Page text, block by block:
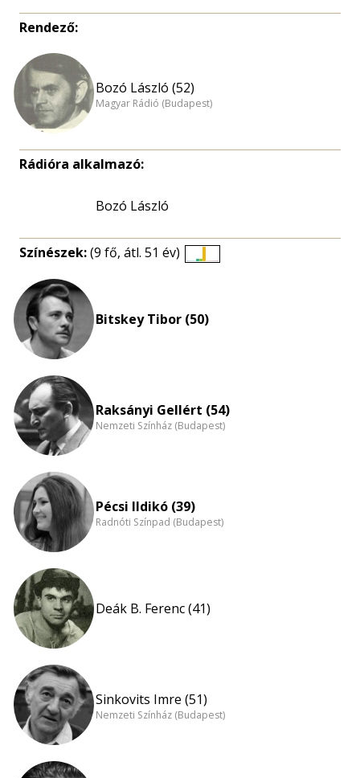
Rendező:
Bozó László (52)
Magyar Rádió (Budapest)
Rádióra alkalmazó:
Bozó László
Színészek:(9 fő, átl. 51 év)
Bitskey Tibor (50)
Raksányi Gellért (54)
Nemzeti Színház (Budapest)
Pécsi Ildikó (39)
Radnóti Színpad (Budapest)
Deák B. Ferenc (41)
Sinkovits Imre (51)
Nemzeti Színház (Budapest)